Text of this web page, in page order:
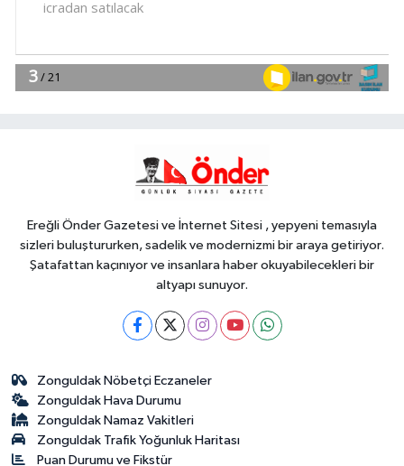
09:57 Filenin Sultanları, İzmirli
çocuklara ilham oluyor
Ereğli Önder Gazetesi ve İnternet Sitesi , yepyeni temasıyla
sizleri buluştururken, sadelik ve modernizmi bir araya getiriyor.
Şatafattan kaçınıyor ve insanlara haber okuyabilecekleri bir
altyapı sunuyor.
Zonguldak Nöbetçi Eczaneler
Zonguldak Hava Durumu
Zonguldak Namaz Vakitleri
Zonguldak Trafik Yoğunluk Haritası
Puan Durumu ve Fikstür